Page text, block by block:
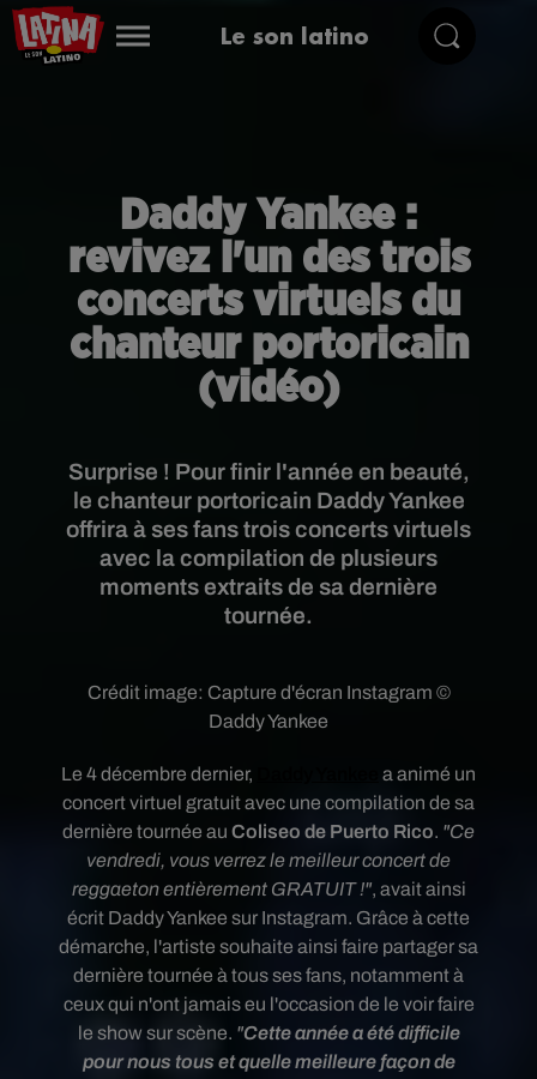
Le son latino
Daddy Yankee :
revivez l'un des trois
concerts virtuels du
chanteur portoricain
(vidéo)
Surprise ! Pour finir l'année en beauté,
le chanteur portoricain Daddy Yankee
offrira à ses fans trois concerts virtuels
avec la compilation de plusieurs
moments extraits de sa dernière
tournée.
Crédit image: Capture d'écran Instagram ©
Daddy Yankee
Le 4 décembre dernier,
a animé un
concert virtuel gratuitavec une compilation de sa
dernière tournée au Coliseo de Puerto Rico. "Ce
vendredi, vous verrez le meilleur concert de
reggaeton entièrement GRATUIT !", avait ainsi
écrit Daddy Yankee sur Instagram. Grâce à cette
démarche, l'artiste souhaite ainsi faire partager sa
dernière tournée à tous ses fans, notamment à
ceux qui n'ont jamais eu l'occasion de le voir faire
le show sur scène. "Cette année a été difficile
pour nous tous et quelle meilleure façon de